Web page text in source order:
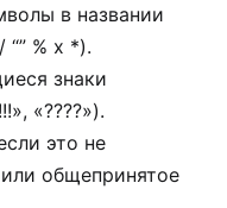
в названии
% x *).
знаки
«????»).
это не
общепринятое